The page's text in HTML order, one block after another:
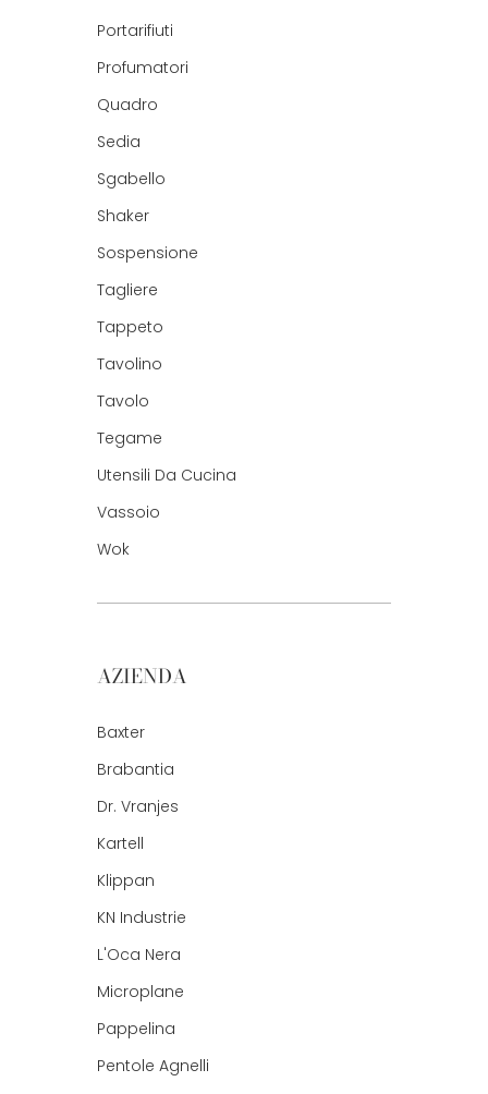
Portarifiuti
Profumatori
Quadro
Sedia
Sgabello
Shaker
Sospensione
Tagliere
Tappeto
Tavolino
Tavolo
Tegame
Utensili Da Cucina
Vassoio
Wok
AZIENDA
Baxter
Brabantia
Dr. Vranjes
Kartell
Klippan
KN Industrie
L'Oca Nera
Microplane
Pappelina
Pentole Agnelli